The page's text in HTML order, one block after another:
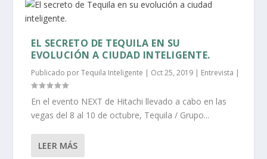
EL SECRETO DE TEQUILA EN SU
EVOLUCIÓN A CIUDAD INTELIGENTE.
Publicado porTequila Inteligente | Oct 25, 2019 | Entrevista |
En el evento NEXT de Hitachi llevado a cabo en las
vegas del 8 al 10 de octubre, Tequila / Grupo...
LEER MÁS